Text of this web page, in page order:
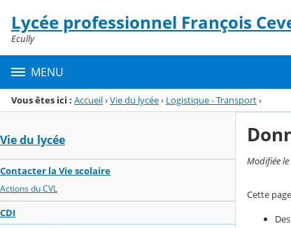
Menu de la rubrique
Contenu
Lycée professionnel François
Ecully
MENU
Vous êtes ici : Accueil›Vie du lycée› Logistique - Transport›
Vie du lycée
Contacter la Vie scolaire
Actions du CVL
CDI
Modifiée
Cette